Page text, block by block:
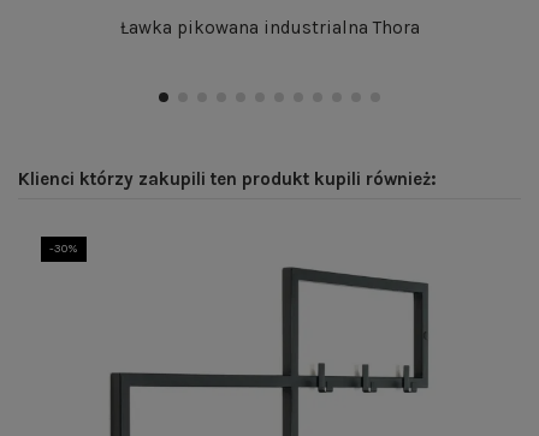
Ławka pikowana industrialna Thora
Klienci którzy zakupili ten produkt kupili również:
-30%